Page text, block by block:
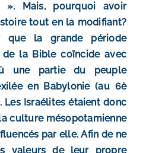
». Mais, pourquoi avoir
tout en la modifiant?
que la grande période
de la Bible coïncide avec
une partie du peuple
en Babylonie (au 6è
Les Israélites étaient donc
culture mésopotamienne
par elle. Afin de ne
valeurs de leur propre